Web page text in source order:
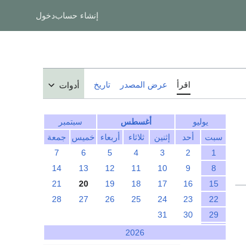
إنشاء حسابدخول
اقرأ عرض المصدر تاريخ أدوات
يوليو أغسطس
سبتمبر
سبت
أحد إثنين ثلاثاء أربعاء خميس
جمعة
1
2
3
4
5
6
7
8
9
10
11
12
13
14
15
16
17
18
19
20
21
22
23
24
25
26
27
28
29
30
31
2026